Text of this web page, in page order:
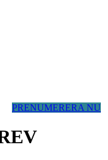
PRENUMERERA NU